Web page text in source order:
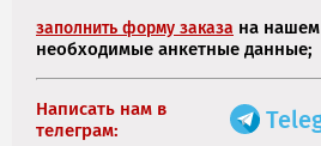
заполнить форму заказа на нашем
необходимые анкетные данные;
Написать нам в
телеграм: